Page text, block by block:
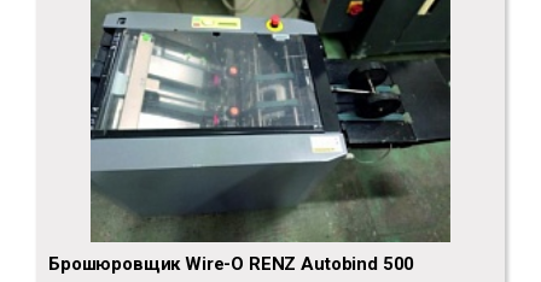
Брошюровщик Wire-O RENZ Autobind 500